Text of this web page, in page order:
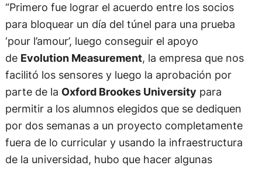
“Primero fue lograr el acuerdo entre los socios
para bloquear un día del túnel para una prueba
‘pour l’amour’, luego conseguir el apoyo
de Evolution Measurement, la empresa que nos
facilitó los sensores y luego la aprobación por
parte de la Oxford Brookes University para
permitir a los alumnos elegidos que se dediquen
por dos semanas a un proyecto completamente
fuera de lo curricular y usando la infraestructura
de la universidad, hubo que hacer algunas